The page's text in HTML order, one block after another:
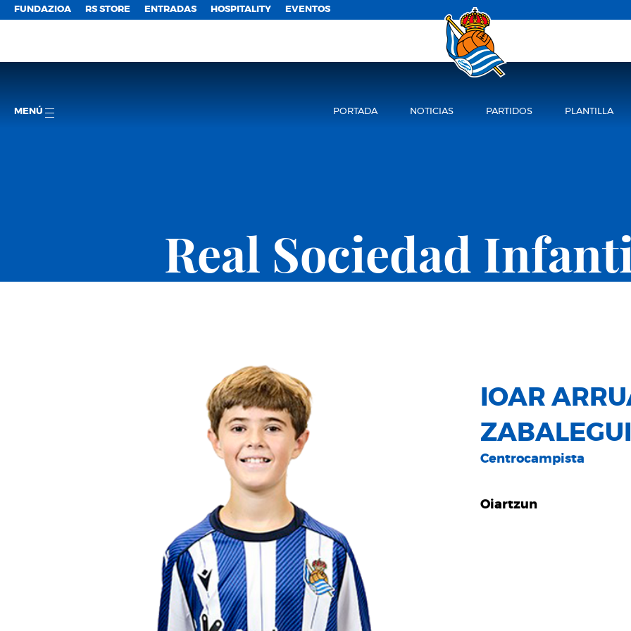
FUNDAZIOA RS STORE ENTRADAS HOSPITALITY EVENTOS
MENÚ PORTADA NOTICIAS PARTIDOS PLANTILLA
Real Sociedad
IOAR
ZABALEGUI
Centrocampista
Oiartzun